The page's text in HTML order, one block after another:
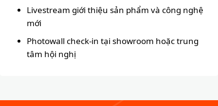
Livestream giới thiệu sản phẩm và công nghệ
mới
Photowall check-in tại showroom hoặc trung
tâm hội nghị